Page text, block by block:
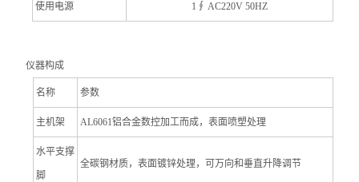
使用电源 1 ∮ AC220V 50HZ
仪器构成
名称 参数
主机架 AL6061铝合金数控加工而成，表面喷塑处理
水平支撑
脚
全碳钢材质，表面镀锌处理，可万向和垂直升降调节